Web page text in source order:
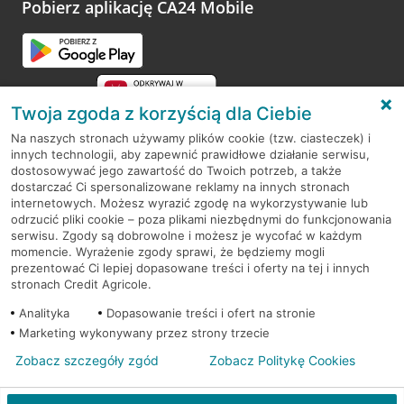
Pobierz aplikację CA24 Mobile
RODO
Regulamin serwisu
Mapa serwisu
PolitykaCookies
© 2026 Credit Agricole Bank Polska S.A. Wszelkie prawa zastrzeżone
Twoja zgoda z korzyścią dla Ciebie
Na naszych stronach używamy plików cookie (tzw. ciasteczek) i
innych technologii, aby zapewnić prawidłowe działanie serwisu,
dostosowywać jego zawartość do Twoich potrzeb, a także
dostarczać Ci spersonalizowane reklamy na innych stronach
internetowych. Możesz wyrazić zgodę na wykorzystywanie lub
odrzucić pliki cookie – poza plikami niezbędnymi do funkcjonowania
serwisu. Zgody są dobrowolne i możesz je wycofać w każdym
momencie. Wyrażenie zgody sprawi, że będziemy mogli
prezentować Ci lepiej dopasowane treści i oferty na tej i innych
stronach Credit Agricole.
Analityka
Dopasowanie treści i ofert na stronie
Marketing wykonywany przez strony trzecie
Zobacz szczegóły zgód Zobacz Politykę Cookies